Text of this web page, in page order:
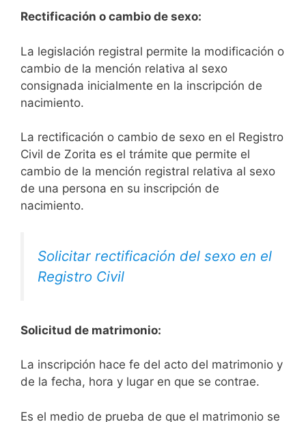
Rectificación o cambio de sexo:
La legislación registral permite la modificación o
cambio de la mención relativa al sexo
consignada inicialmente en la inscripción de
nacimiento.
La rectificación o cambio de sexo en el Registro
Civil de Zorita es el trámite que permite el
cambio de la mención registral relativa al sexo
de una persona en su inscripción de
nacimiento.
Solicitar rectificación del sexo en el
Registro Civil
Solicitud de matrimonio:
La inscripción hace fe del acto del matrimonio y
de la fecha, hora y lugar en que se contrae.
Es el medio de prueba de que el matrimonio se